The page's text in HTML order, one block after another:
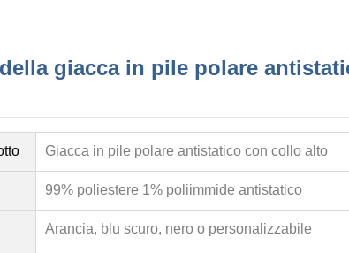
giacca in pile polare
Giacca in pile polare antistatico con collo alto
99% poliestere 1% poliimmide antistatico
Arancia, blu scuro, nero o personalizzabile